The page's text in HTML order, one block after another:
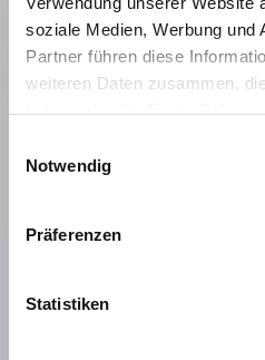
soziale Medien, Werbung und
Partner führen diese
weiteren Daten zusammen,
haben oder die Sie im
Cookies, wenn Sie unsere
Notwendig
Präferenzen
Statistiken